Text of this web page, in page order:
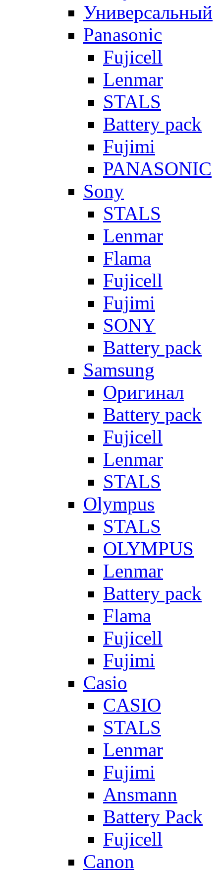
Универсальный
Panasonic
Fujicell
Lenmar
STALS
Battery pack
Fujimi
PANASONIC
Sony
STALS
Lenmar
Flama
Fujicell
Fujimi
SONY
Battery pack
Samsung
Оригинал
Battery pack
Fujicell
Lenmar
STALS
Olympus
STALS
OLYMPUS
Lenmar
Battery pack
Flama
Fujicell
Fujimi
Casio
CASIO
STALS
Lenmar
Fujimi
Ansmann
Battery Pack
Fujicell
Canon